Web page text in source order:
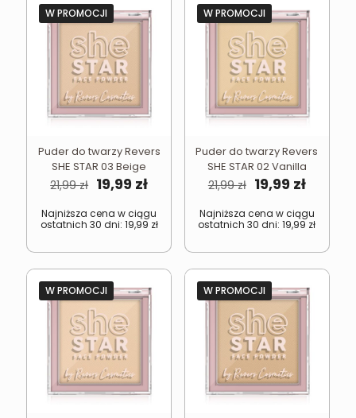
W PROMOCJI
Puder do twarzy Revers
SHE STAR 03 Beige
21,99zł Pierwotna
wynosiła:
21,99 zł.
19,99 złAktualna
wynosi:
19,99 zł.
Najniższa cena w ciągu
ostatnich 30 dni: 19,99 zł
W PROMOCJI
Puder do twarzy Revers
SHE STAR 02 Vanilla
21,99zł Pierwotna
wynosiła:
21,99 zł.
19,99 zł
19,99 zł.
Najniższa cena w ciągu
ostatnich 30 dni:19,99 zł
W PROMOCJI W PROMOCJI